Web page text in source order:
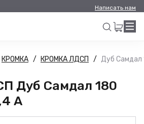
Написать нам
Искать
КРОМКА КРОМКА ЛДСП Дуб Самдал
Дуб Самдал 180
А